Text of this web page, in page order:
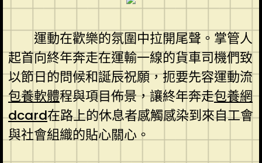
運動在歡樂的氛圍中拉開尾聲。掌管人
起首向終年奔走在運輸一線的貨車司機們致
以節日的問候和誕辰祝願，扼要先容運動流
包養軟體程與項目佈景，讓終年奔走包養網
dcard在路上的休息者感觸感染到來自工會
與社會組織的貼心關心。